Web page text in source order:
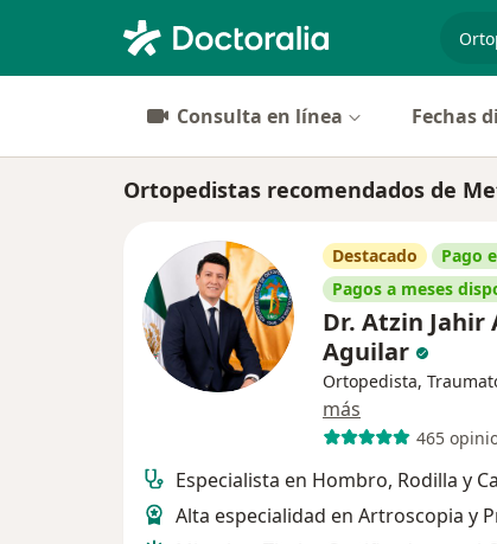
Consulta en línea Fechas
Ortopedistas recomendados de
Destacado
Pago
Pagos a meses
Dr. Atzin Jahir
Aguilar
Ortopedista,
más
465
Especialista en Hombro, Rodilla y
Alta especialidad en Artroscopia y